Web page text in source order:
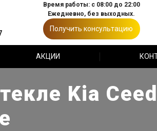
Время работы: с 08:00 до 22:00
Ежедневно, без выходных.
Получить консультацию
АКЦИИ
Kia